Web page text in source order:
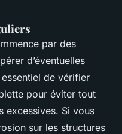
par des
d’éventuelles
de vérifier
pour éviter tout
excessives. Si vous
sur les structures